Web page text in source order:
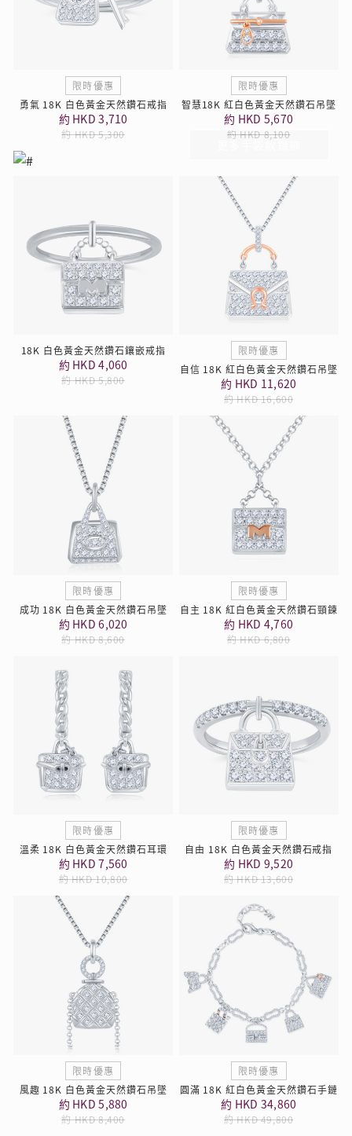
限時優惠
勇氣 18K 白色黃金天然鑽石戒指
約 HKD 3,710
約 HKD 5,300
限時優惠
智慧18K 紅白色黃金天然鑽石吊墜
約 HKD 5,670
約 HKD 8,100
更多手袋款鑽飾
18K 白色黃金天然鑽石鑲嵌戒指
約 HKD 4,060
約 HKD 5,800
限時優惠
自信 18K 紅白色黃金天然鑽石吊墜
約 HKD 11,620
約 HKD 16,600
限時優惠
成功 18K 白色黃金天然鑽石吊墜
約 HKD 6,020
約 HKD 8,600
限時優惠
自主 18K 紅白色黃金天然鑽石頸鍊
約 HKD 4,760
約 HKD 6,800
限時優惠
溫柔 18K 白色黃金天然鑽石耳環
約 HKD 7,560
約 HKD 10,800
限時優惠
自由 18K 白色黃金天然鑽石戒指
約 HKD 9,520
約 HKD 13,600
限時優惠
風趣 18K 白色黃金天然鑽石吊墜
約 HKD 5,880
約 HKD 8,400
限時優惠
圓滿 18K 紅白色黃金天然鑽石手鏈
約 HKD 34,860
約 HKD 49,800